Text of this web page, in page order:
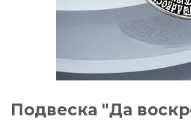
Подвеска "Да